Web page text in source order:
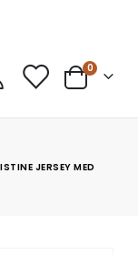
Cart
0prekės
JERSEY MED